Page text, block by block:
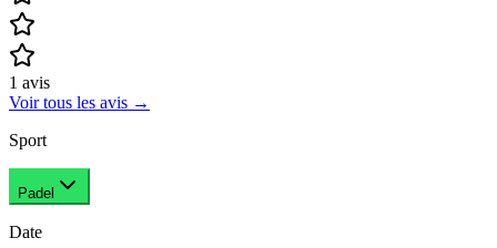
1 avis
Voir tous les avis →
Sport
Padel
Date